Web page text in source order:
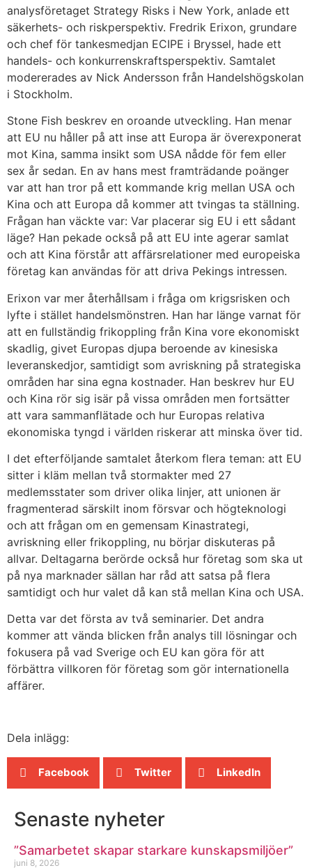
analysföretaget Strategy Risks i New York, anlade ett
säkerhets- och riskperspektiv. Fredrik Erixon, grundare
och chef för tankesmedjan ECIPE i Bryssel, hade ett
handels- och konkurrenskraftsperspektiv. Samtalet
modererades av Nick Andersson från Handelshögskolan
i Stockholm.
Stone Fish beskrev en oroande utveckling. Han menar
att EU nu håller på att inse att Europa är överexponerat
mot Kina, samma insikt som USA nådde för fem eller
sex år sedan. En av hans mest framträdande poänger
var att han tror på ett kommande krig mellan USA och
Kina och att Europa då kommer att tvingas ta ställning.
Frågan han väckte var: Var placerar sig EU i ett sådant
läge? Han pekade också på att EU inte agerar samlat
och att Kina förstår att affärsrelationer med europeiska
företag kan användas för att driva Pekings intressen.
Erixon var mer återhållsam i fråga om krigsrisken och
lyfte i stället handelsmönstren. Han har länge varnat för
att en fullständig frikoppling från Kina vore ekonomiskt
skadlig, givet Europas djupa beroende av kinesiska
leveranskedjor, samtidigt som avriskning på strategiska
områden har sina egna kostnader. Han beskrev hur EU
och Kina rör sig isär på vissa områden men fortsätter
att vara sammanflätade och hur Europas relativa
ekonomiska tyngd i världen riskerar att minska över tid.
I det efterföljande samtalet återkom flera teman: att EU
sitter i kläm mellan två stormakter med 27
medlemsstater som driver olika linjer, att unionen är
fragmenterad särskilt inom försvar och högteknologi
och att frågan om en gemensam Kinastrategi,
avriskning eller frikoppling, nu börjar diskuteras på
allvar. Deltagarna berörde också hur företag som ska ut
på nya marknader sällan har råd att satsa på flera
samtidigt och hur valet då kan stå mellan Kina och USA.
Detta var det första av två seminarier. Det andra
kommer att vända blicken från analys till lösningar och
fokusera på vad Sverige och EU kan göra för att
förbättra villkoren för företag som gör internationella
affärer.
Dela inlägg:
Facebook Twitter LinkedIn
Senaste nyheter
”Samarbetet skapar starkare kunskapsmiljöer”
juni 8, 2026